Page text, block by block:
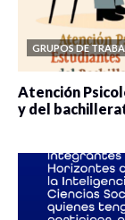
GRUPOS DE
Atención
y del